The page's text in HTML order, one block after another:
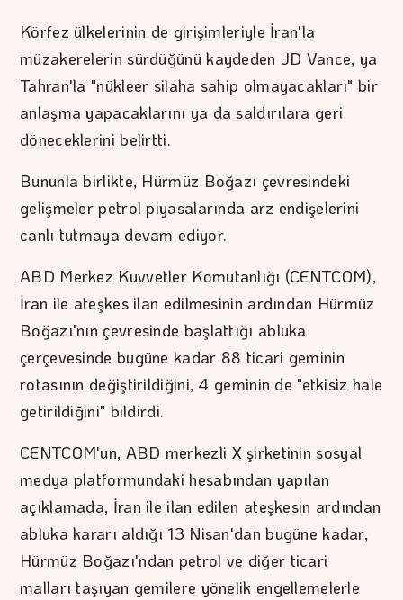
Körfez ülkelerinin de girişimleriyle İran'la
müzakerelerin sürdüğünü kaydeden JD Vance, ya
Tahran'la "nükleer silaha sahip olmayacakları" bir
anlaşma yapacaklarını ya da saldırılara geri
döneceklerini belirtti.
Bununla birlikte, Hürmüz Boğazı çevresindeki
gelişmeler petrol piyasalarında arz endişelerini
canlı tutmaya devam ediyor.
ABD Merkez Kuvvetler Komutanlığı (CENTCOM),
İran ile ateşkes ilan edilmesinin ardından Hürmüz
Boğazı'nın çevresinde başlattığı abluka
çerçevesinde bugüne kadar 88 ticari geminin
rotasının değiştirildiğini, 4 geminin de "etkisiz hale
getirildiğini" bildirdi.
CENTCOM'un, ABD merkezli X şirketinin sosyal
medya platformundaki hesabından yapılan
açıklamada, İran ile ilan edilen ateşkesin ardından
abluka kararı aldığı 13 Nisan'dan bugüne kadar,
Hürmüz Boğazı'ndan petrol ve diğer ticari
malları taşıyan gemilere yönelik engellemelerle